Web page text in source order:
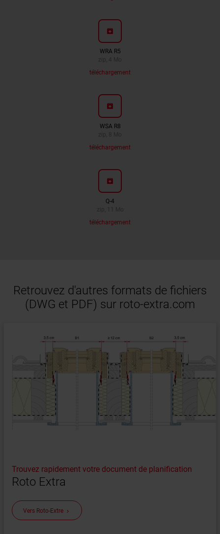
archive
WRA R5
téléchargement
archive
WSA R8
téléchargement
archive
Q-4
téléchargement
Retrouvez d'autres formats de fichiers
(DWG et PDF) sur roto-extra.com
Trouvez rapidement votre document de planification
Roto Extra
Vers Roto-Extre keyboard_arrow_right